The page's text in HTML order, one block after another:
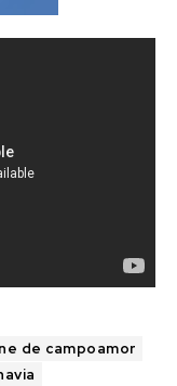
de campoamor